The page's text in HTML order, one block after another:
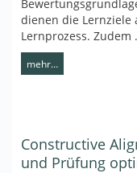
dienen die
Lernprozess. Zudem
mehr…
Constructive
und Prüfung